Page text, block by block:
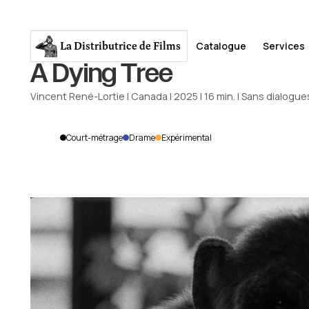
La Distributricede Films Catalogue Services
A Dying Tree
Vincent René-Lortie | Canada | 2025 | 16 min. | Sans
Court-métrage Drame Expérimental